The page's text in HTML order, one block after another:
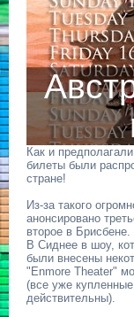
Как и
билеты были
стране!
Из-за такого
анонсировано
второе в Брисбене.
В Сиднее в шоу,
были внесены
"Enmore Theater"
(все уже
действительны).